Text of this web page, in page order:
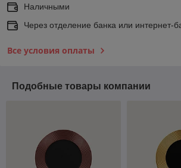
Наличными
Через отделение банка или интернет-
Все условия оплаты
Подобные товары компании